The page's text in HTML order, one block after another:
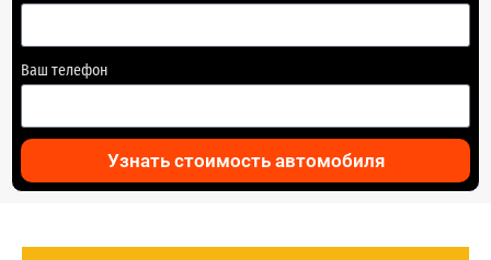
Ваш телефон
Узнать стоимость автомобиля